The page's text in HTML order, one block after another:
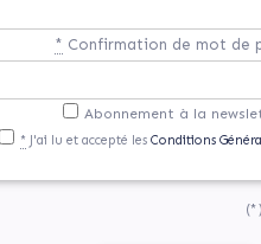
* Confirmation de mot de
Abonnement à la
* J'ai lu et accepté lesConditions